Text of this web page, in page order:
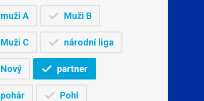
muži A Muži B
Muži C národní liga
Nový partner
pohár Pohl